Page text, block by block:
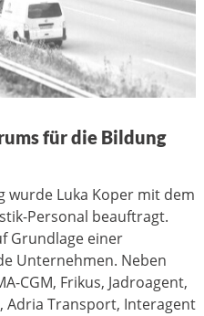
für die Bildung
wurde Luka Koper mit dem
Personal beauftragt.
Grundlage einer
Unternehmen. Neben
CGM, Frikus, Jadroagent,
Adria Transport, Interagent